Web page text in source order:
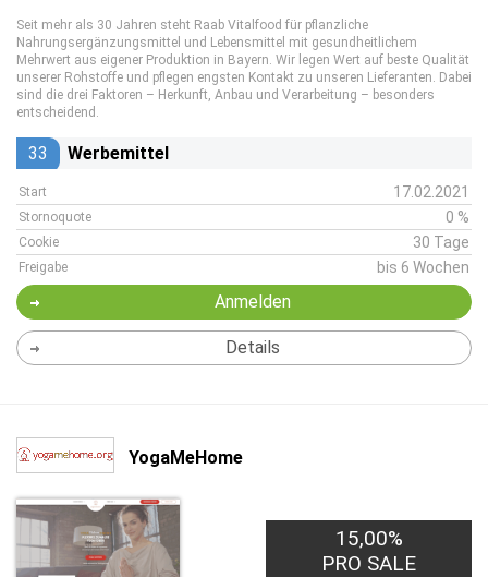
Seit mehr als 30 Jahren steht Raab Vitalfood für pflanzliche
Nahrungsergänzungsmittel und Lebensmittel mit gesundheitlichem
Mehrwert aus eigener Produktion in Bayern. Wir legen Wert auf beste Qualität
unserer Rohstoffe und pflegen engsten Kontakt zu unseren Lieferanten. Dabei
sind die drei Faktoren – Herkunft, Anbau und Verarbeitung – besonders
entscheidend.
33 Werbemittel
Start 17.02.2021
Stornoquote 0 %
Cookie 30 Tage
Freigabe bis 6 Wochen
Anmelden
Details
YogaMeHome
15,00%
PRO SALE